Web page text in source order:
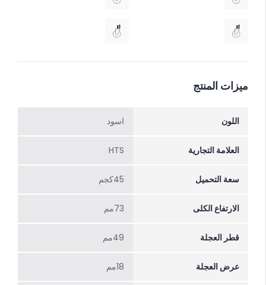
ميزات المنتج
اللون اسود
العلامة التجارية HTS
سعة التحميل 45كجم
الارتفاع الکلی 73مم
قطر العجلة 49مم
عرض العجلة 18مم